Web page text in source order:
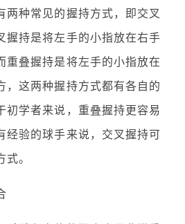
两种常见的握持方式，即交叉
握持是将左手的小指放在右手
重叠握持是将左手的小指放在
，这两种握持方式都有各自的
初学者来说，重叠握持更容易
经验的球手来说，交叉握持可
。